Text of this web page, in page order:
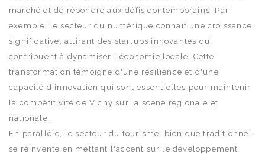
marché et de répondre aux défis contemporains. Par
exemple, le secteur du numérique connaît une croissance
significative, attirant des startups innovantes qui
contribuent à dynamiser l'économie locale. Cette
transformation témoigne d'une résilience et d'une
capacité d'innovation qui sont essentielles pour maintenir
la compétitivité de Vichy sur la scène régionale et
nationale.
En parallèle, le secteur du tourisme, bien que traditionnel,
se réinvente en mettant l'accent sur le développement